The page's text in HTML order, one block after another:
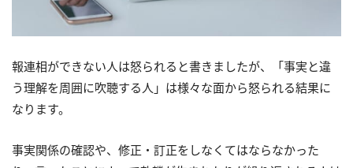
報連相ができない人は怒られると書きましたが、「事実と違
う理解を周囲に吹聴する人」は様々な面から怒られる結果に
なります。
事実関係の確認や、修正・訂正をしなくてはならなかった